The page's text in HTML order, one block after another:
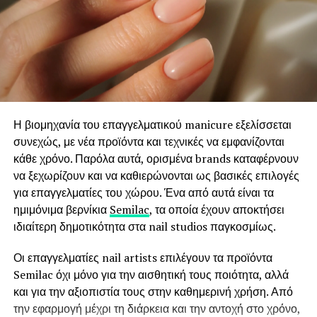
μαύρο μπικίνι ή μια minimal γραμμή είναι επιλογές που
δύσκολα θα φύγουν ποτέ από τη μόδα. Γιατί το
πραγματικό στυλ δεν ακολουθεί απλώς τις τάσεις· τις
προσαρμόζει στην προσωπικότητα εκείνου που τις φορά.
δημιουργώντας ένα πιο γεμάτο και περιποιημένο
αποτέλεσμα χωρίς μόνιμες παρεμβάσεις.
Το Brow Lamination έχει αγαπηθεί ιδιαίτερα γιατί
προσφέρει ένα σύγχρονο, ανεπιτήδευτο look που
ακολουθεί τις διεθνείς τάσεις ομορφιάς. Παράλληλα, δίνει
τη δυνατότητα σε κάθε γυναίκα να διατηρεί ένα
καλοσχηματισμένο αποτέλεσμα στην καθημερινότητά της
με ελάχιστη προσπάθεια.
Η επιλογή ανάμεσα στις δύο τεχνικές εξαρτάται από τις
προσωπικές ανάγκες, τη φυσική πυκνότητα των φρυδιών
και το επιθυμητό αισθητικό αποτέλεσμα. Κάποιες γυναίκες
αναζητούν τη διάρκεια και τη διακριτική σκίαση των
την ευελιξία που προσφέρει το Brow Lamination.
Όποια κι αν είναι η επιλογή, η σύγχρονη αισθητική
στρέφεται ολοένα και περισσότερο σε τεχνικές που
Η βιομηχανία του επαγγελματικού manicure εξελίσσεται
συνεχώς, με νέα προϊόντα και τεχνικές να εμφανίζονται
κάθε χρόνο. Παρόλα αυτά, ορισμένα brands καταφέρνουν
να ξεχωρίζουν και να καθιερώνονται ως βασικές επιλογές
για επαγγελματίες του χώρου. Ένα από αυτά είναι τα
ημιμόνιμα βερνίκια Semilac, τα οποία έχουν αποκτήσει
ιδιαίτερη δημοτικότητα στα nail studios παγκοσμίως.
Οι επαγγελματίες nail artists επιλέγουν τα προϊόντα
Semilac όχι μόνο για την αισθητική τους ποιότητα, αλλά
και για την αξιοπιστία τους στην καθημερινή χρήση. Από
την εφαρμογή μέχρι τη διάρκεια και την αντοχή στο χρόνο,